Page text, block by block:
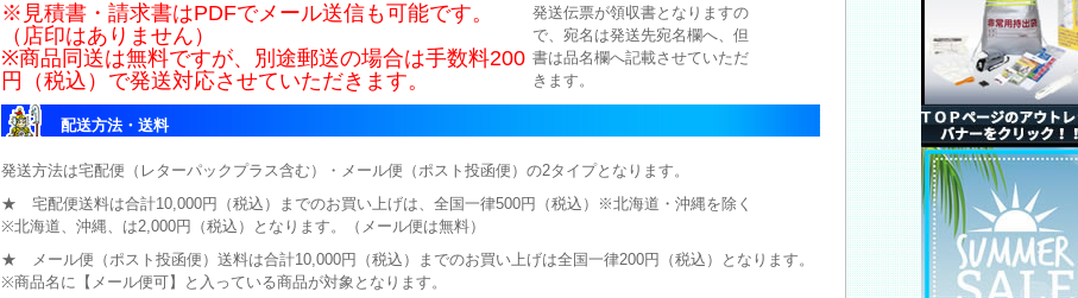
※見積書・請求書はPDFでメール送信も可能です。
（店印はありません）
※商品同送は無料ですが、別途郵送の場合は手数料200
円（税込）で発送対応させていただきます。
発送伝票が領収書となりますの
で、宛名は発送先宛名欄へ、但
書は品名欄へ記載させていただ
きます。
配送方法・送料
発送方法は宅配便（レターパックプラス含む）・メール便（ポスト投函便）の2タイプとなります。
★ 宅配便送料は合計10,000円（税込）までのお買い上げは、全国一律500円（税込）※北海道・沖縄を除く
※北海道、沖縄、は2,000円（税込）となります。（メール便は無料）
★ メール便（ポスト投函便）送料は合計10,000円（税込）までのお買い上げは全国一律200円（税込）となります。
※商品名に【メール便可】と入っている商品が対象となります。